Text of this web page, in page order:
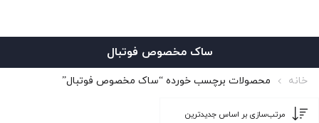
ساک مخصوص فوتبال
خانه محصولات برچسب خورده “ساک مخصوص فوتبال”